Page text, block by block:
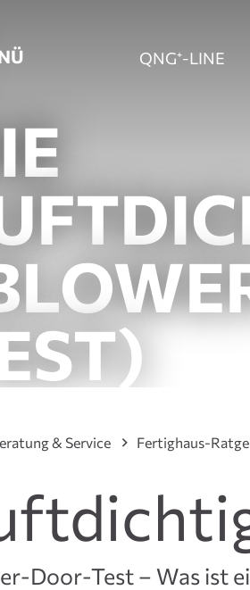
QNG⁺-LINE
& Service Fertighaus-
Door-Test – Was ist